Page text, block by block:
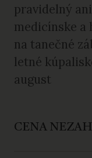
pravidelný
medicínske a
na tanečné
letné
august
CENA